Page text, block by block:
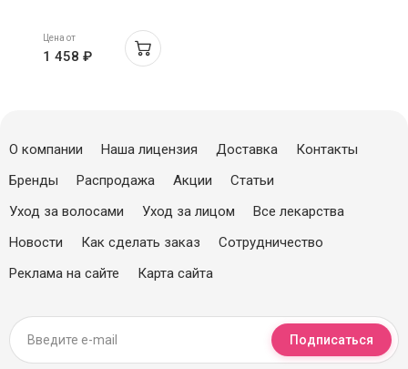
Цена от
1 458 ₽
О компании Наша лицензия Доставка
Контакты
Бренды
Распродажа Акции
Статьи
Уход за волосами
Уход за лицом
Все лекарства
Новости
Как сделать заказ
Сотрудничество
Реклама на сайте
Карта сайта
Подписаться